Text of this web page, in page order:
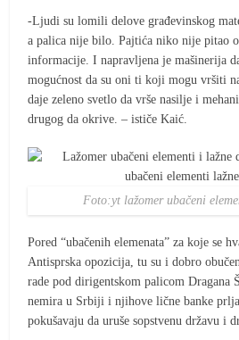
-Ljudi su lomili delove građevinskog
a palica nije bilo. Pajtića niko nije pitao
informacije. I napravljena je mašinerija
mogućnost da su oni ti koji mogu vršiti
daje zeleno svetlo da vrše nasilje i
drugog da okrive. – ističe Kaić.
Foto:yt lažomer ubačeni
Pored “ubačenih elemenata” za koje se
Antisprska opozicija, tu su i dobro
rade pod dirigentskom palicom Dragana
nemira u Srbiji i njihove lične banke
pokušavaju da uruše sopstvenu državu i